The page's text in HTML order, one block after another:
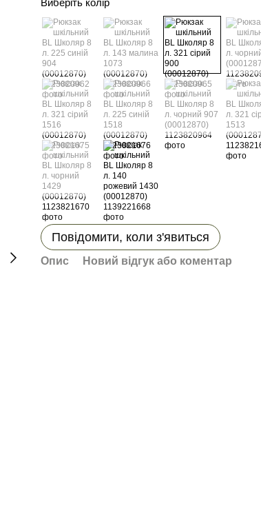
Виберіть колір
Повідомити, коли з'явиться
Опис Новий відгук або коментар